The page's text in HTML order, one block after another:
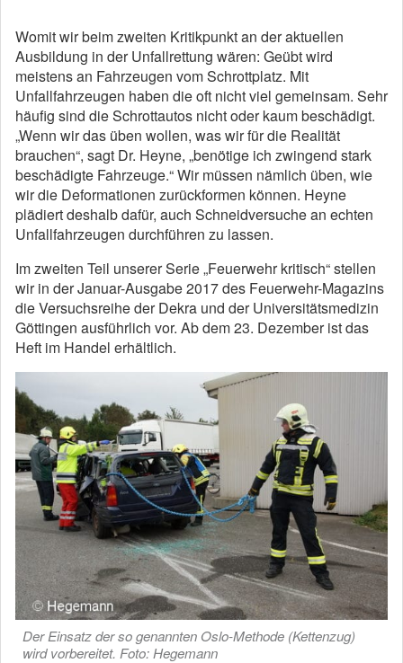
Womit wir beim zweiten Kritikpunkt an der aktuellen
Ausbildung in der Unfallrettung wären: Geübt wird
meistens an Fahrzeugen vom Schrottplatz. Mit
Unfallfahrzeugen haben die oft nicht viel gemeinsam. Sehr
häufig sind die Schrottautos nicht oder kaum beschädigt.
„Wenn wir das üben wollen, was wir für die Realität
brauchen“, sagt Dr. Heyne, „benötige ich zwingend stark
beschädigte Fahrzeuge.“ Wir müssen nämlich üben, wie
wir die Deformationen zurückformen können. Heyne
plädiert deshalb dafür, auch Schneidversuche an echten
Unfallfahrzeugen durchführen zu lassen.
Im zweiten Teil unserer Serie „Feuerwehr kritisch“ stellen
wir in der Januar-Ausgabe 2017 des Feuerwehr-Magazins
die Versuchsreihe der Dekra und der Universitätsmedizin
Göttingen ausführlich vor. Ab dem 23. Dezember ist das
Heft im Handel erhältlich.
Der Einsatz der so genannten Oslo-Methode (Kettenzug)
wird vorbereitet. Foto: Hegemann